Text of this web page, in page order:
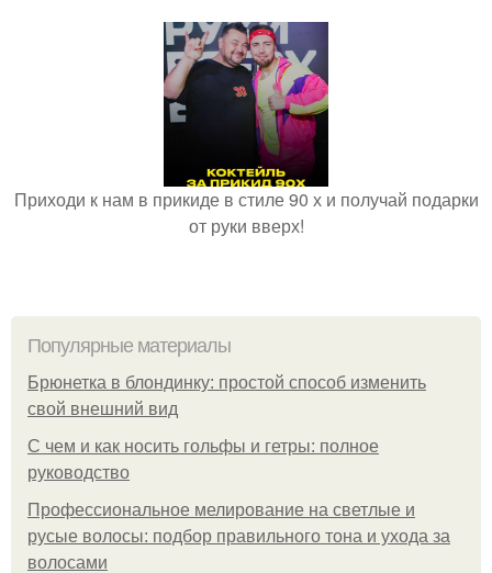
Приходи к нам в прикиде в стиле 90 х и получай подарки
от руки вверх!
Популярные материалы
Брюнетка в блондинку: простой способ изменить
свой внешний вид
С чем и как носить гольфы и гетры: полное
руководство
Профессиональное мелирование на светлые и
русые волосы: подбор правильного тона и ухода за
волосами